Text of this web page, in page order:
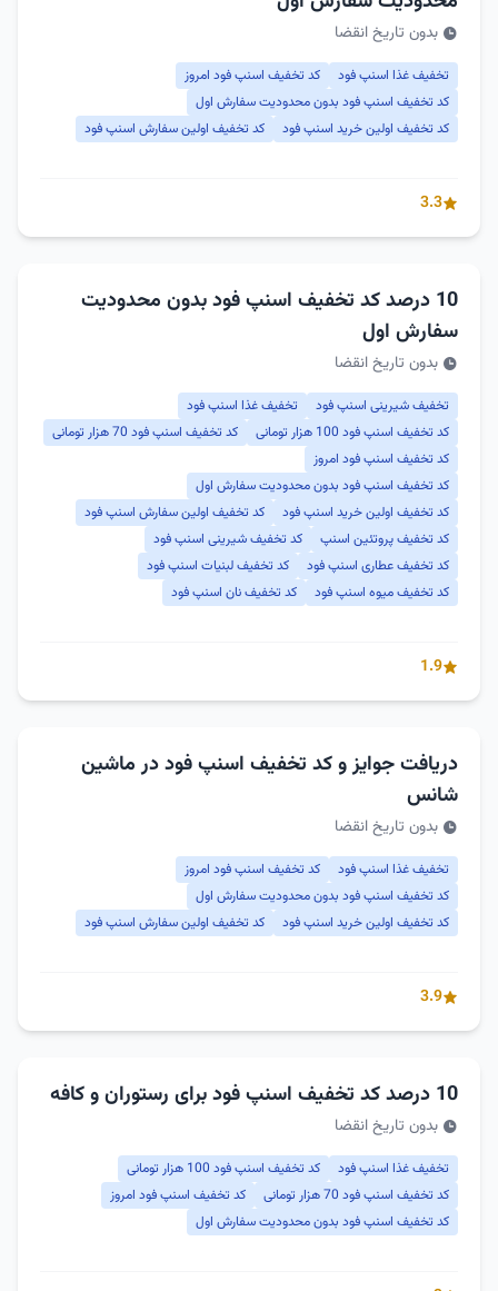
بدون تاریخ انقضا
تخفیف غذا اسنپ فود
کد تخفیف اسنپ فود امروز
کد تخفیف اسنپ فود بدون محدودیت سفارش اول
کد تخفیف اولین خرید اسنپ فود
کد تخفیف اولین سفارش اسنپ فود
3.3
10 درصد کد تخفیف اسنپ فود بدون محدودیت
سفارش اول
بدون تاریخ انقضا
تخفیف شیرینی اسنپ فود
تخفیف غذا اسنپ فود
کد تخفیف اسنپ فود 100 هزار تومانی
کد تخفیف اسنپ فود 70 هزار تومانی
کد تخفیف اسنپ فود امروز
کد تخفیف اسنپ فود بدون محدودیت سفارش اول
کد تخفیف اولین خرید اسنپ فود
کد تخفیف اولین سفارش اسنپ فود
کد تخفیف پروتئین اسنپ
کد تخفیف شیرینی اسنپ فود
کد تخفیف عطاری اسنپ فود
کد تخفیف لبنیات اسنپ فود
کد تخفیف میوه اسنپ فود
کد تخفیف نان اسنپ فود
1.9
دریافت جوایز و کد تخفیف اسنپ فود در ماشین
شانس
بدون تاریخ انقضا
تخفیف غذا اسنپ فود
کد تخفیف اسنپ فود امروز
کد تخفیف اسنپ فود بدون محدودیت سفارش اول
کد تخفیف اولین خرید اسنپ فود
کد تخفیف اولین سفارش اسنپ فود
3.9
10 درصد کد تخفیف اسنپ فود برای رستوران و کافه
بدون تاریخ انقضا
تخفیف غذا اسنپ فود
کد تخفیف اسنپ فود 100 هزار تومانی
کد تخفیف اسنپ فود 70 هزار تومانی
کد تخفیف اسنپ فود امروز
کد تخفیف اسنپ فود بدون محدودیت سفارش اول